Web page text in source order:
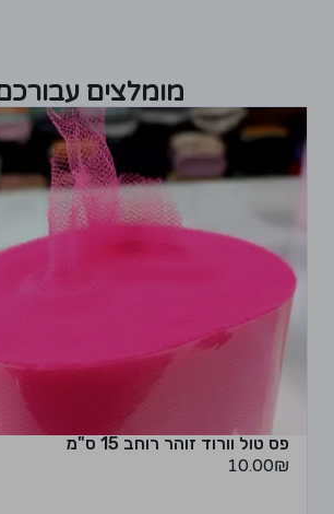
מומלצים
פס טול וורוד זוהר רוחב 15 ס"מ
10.00₪